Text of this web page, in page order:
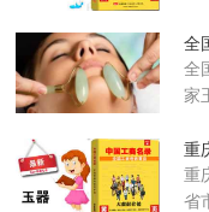
全
全
家
重
重
省